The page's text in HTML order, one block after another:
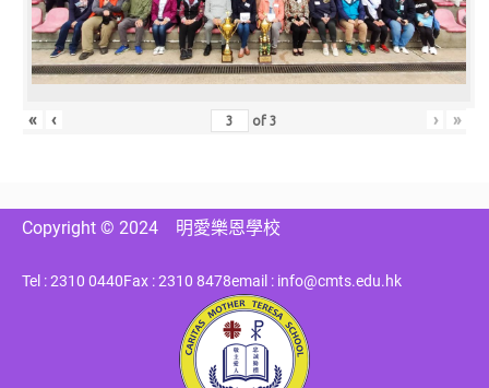
« ‹ of3 › »
Copyright © 2024 明愛樂恩學校
Tel : 2310 0440Fax : 2310 8478email : info@cmts.edu.hk